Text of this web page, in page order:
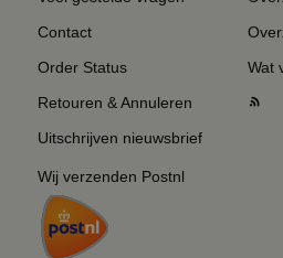
Contact
Order Status
Retouren & Annuleren
Uitschrijven nieuwsbrief
Wij verzenden Postnl
Wat